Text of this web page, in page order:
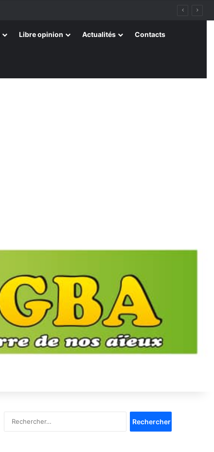
Libre opinion Actualités Contacts